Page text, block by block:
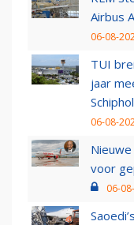
Airbus
06-08-
TUI
jaar
Schiphol
06-08-
voor
06-